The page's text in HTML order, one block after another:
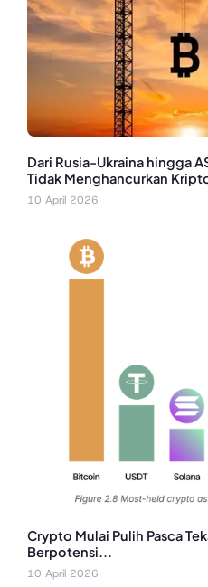
Dari Rusia-Ukraina hingga
Tidak Menghancurkan
10 April 2026
Crypto Mulai Pulih Pasca
Berpotensi...
10 April 2026